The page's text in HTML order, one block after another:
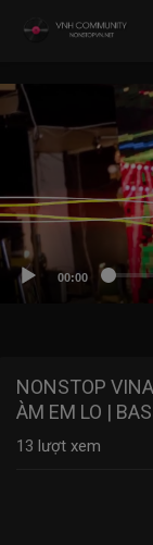
00:00
NONSTOP
ÀM EM LO |
13 lượt xem